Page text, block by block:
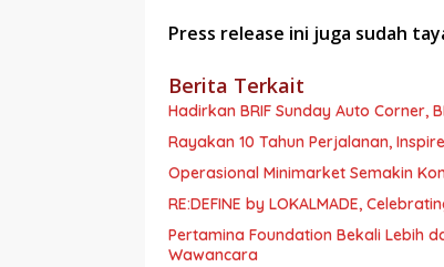
Press release ini juga sudah
Berita Terkait
Hadirkan BRIF Sunday Auto Corner,
Rayakan 10 Tahun Perjalanan,
Operasional Minimarket Semakin
RE:DEFINE by LOKALMADE,
Pertamina Foundation Bekali Lebih
Wawancara